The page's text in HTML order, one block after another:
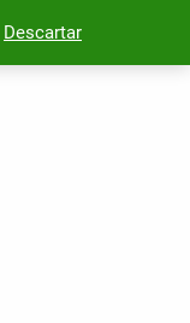
Descartar